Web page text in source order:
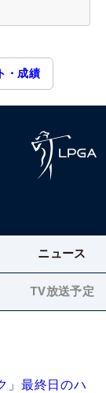
・成績
ニュース
TV放送予定
」最終日のハ